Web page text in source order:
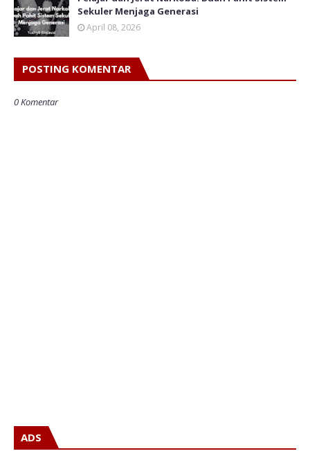
Sekuler Menjaga Generasi
April 08, 2026
POSTING KOMENTAR
0 Komentar
ADS